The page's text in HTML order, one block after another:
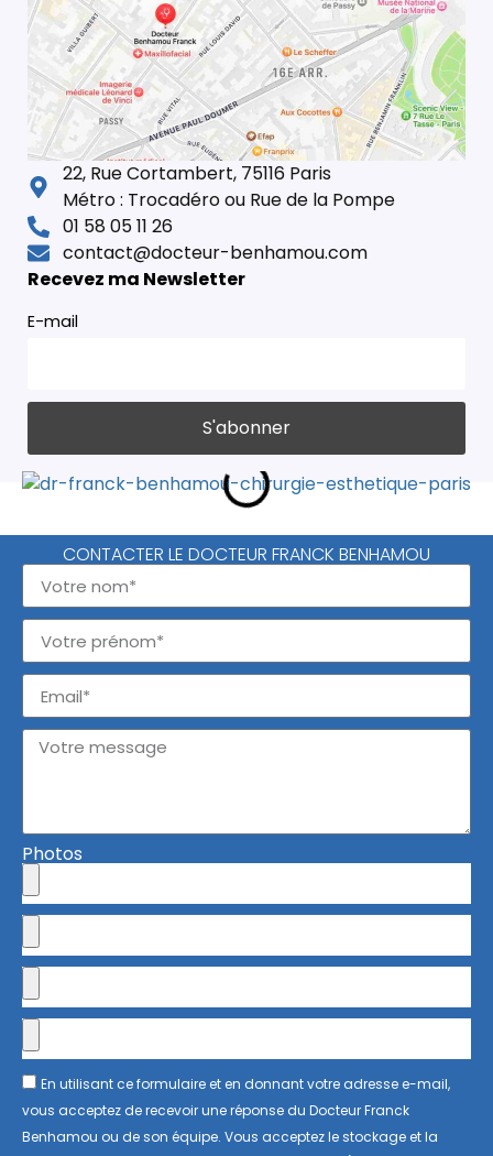
22, Rue Cortambert, 75116 Paris
Métro : Trocadéro ou Rue de la Pompe
01 58 05 11 26
contact@docteur-benhamou.com
Recevez ma Newsletter
E-mail
CONTACTER LE DOCTEUR FRANCK BENHAMOU
Photos
En utilisant ce formulaire et en donnant votre adresse e-mail,
vous acceptez de recevoir une réponse du Docteur Franck
Benhamou ou de son équipe. Vous acceptez le stockage et la